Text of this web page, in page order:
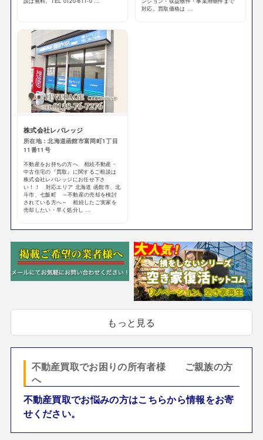
対応。買取価格は ...
株式会社レバレッジ
所在地：北海道函館市富岡町1丁目
11番11号
不動産をお持ちの方へ 相続不動産・
中古住宅の『買取』に関するご相談は
株式会社レバレッジにお任せ下さ
い！！ 対応エリア 北海道 函館市、北
斗市、七飯町 ～不動産の売却を検討
されている方へ～ 相続したご実家を
売却したい・早く処分し ...
もっと見る
不動産買取でお困りの所有者様 ご親族の方
へ
不動産買取でお悩みの方はこちらから情報をお寄
せください。